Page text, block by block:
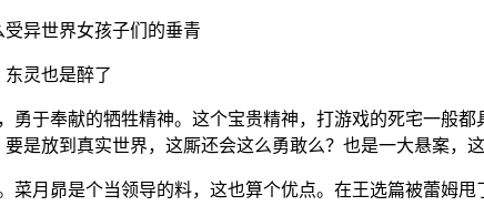
灵也是醉了
勇于奉献的牺牲精神。这个宝贵精神，打游戏的死宅一般
是放到真实世界，这厮还会这么勇敢么？也是一大悬案，这
菜月昴是个当领导的料，这也算个优点。在王选篇被蕾姆